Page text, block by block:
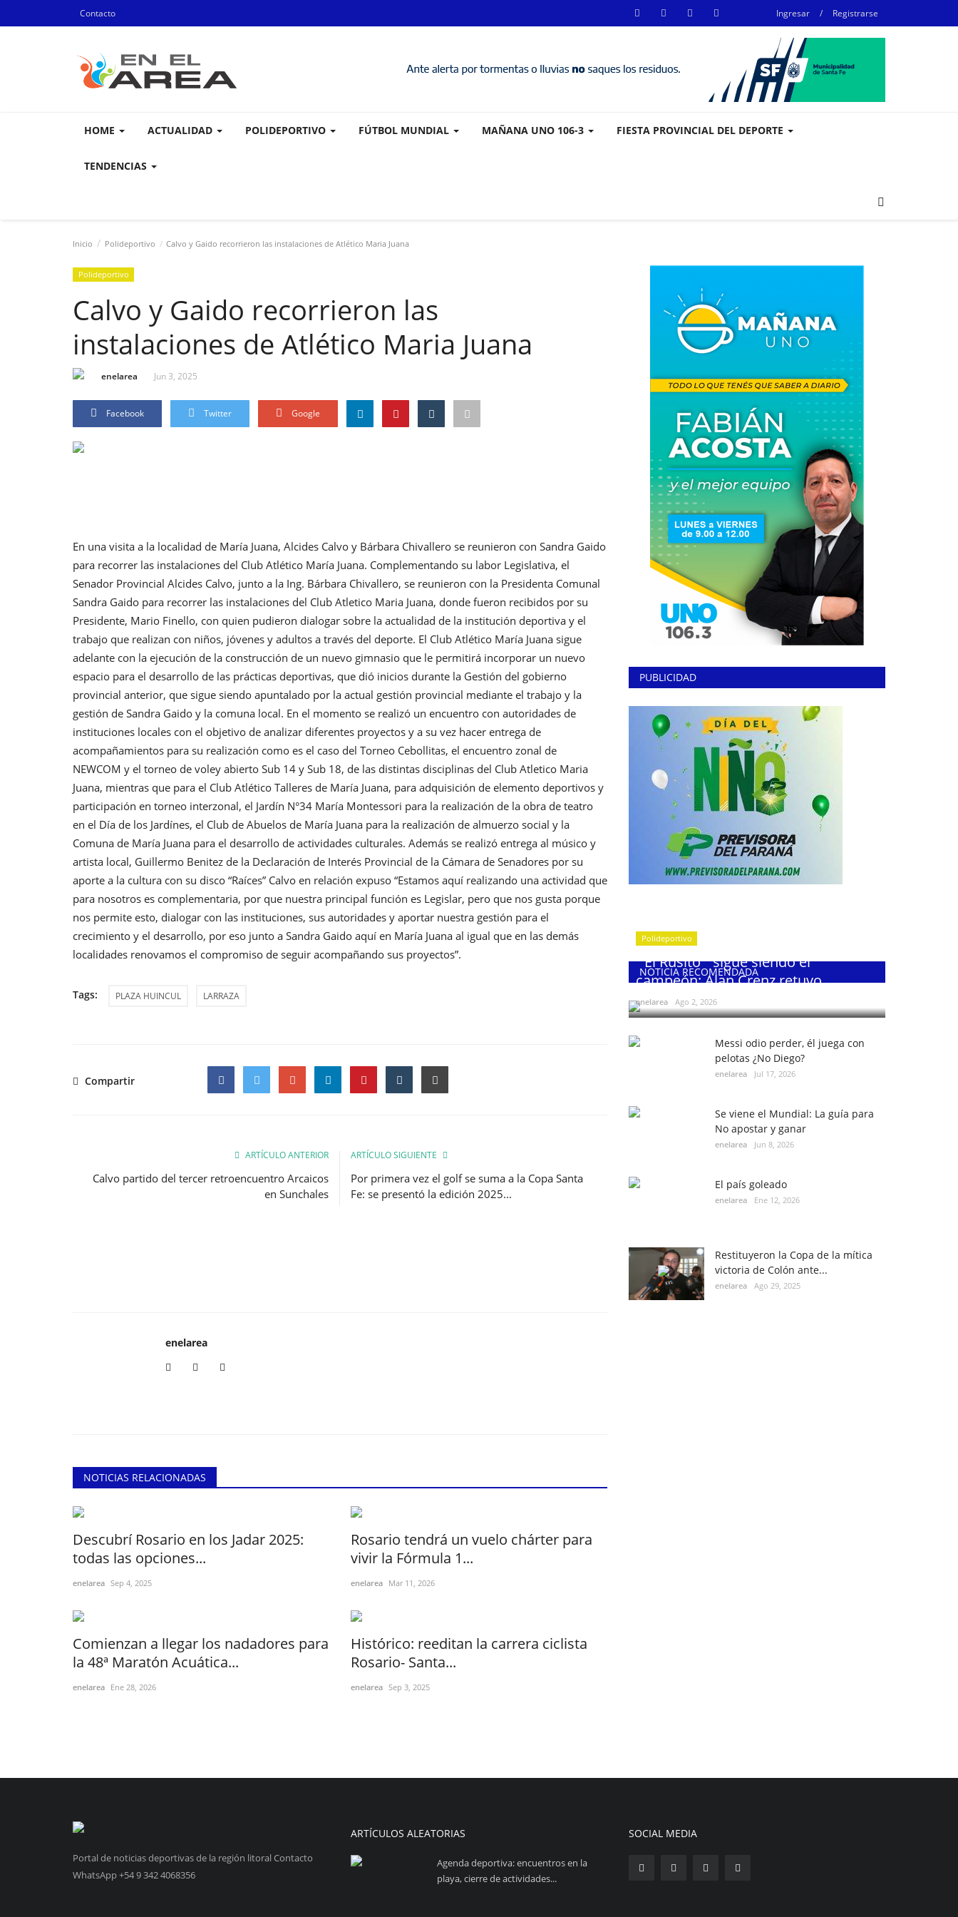
Contacto Ingresar / Registrarse
HOME ACTUALIDAD POLIDEPORTIVO FÚTBOL MUNDIAL MAÑANA UNO 106-3 FIESTA PROVINCIAL DEL DEPORTE
TENDENCIAS
Inicio Polideportivo Calvo y Gaido recorrieron las instalaciones de Atlético Maria Juana
Polideportivo
Calvo y Gaido recorrieron las
instalaciones de Atlético Maria Juana
enelarea Jun 3, 2025
Facebook Twitter Google
En una visita a la localidad de María Juana, Alcides Calvo y Bárbara Chivallero se reunieron con Sandra Gaido
para recorrer las instalaciones del Club Atlético María Juana. Complementando su labor Legislativa, el
Senador Provincial Alcides Calvo, junto a la Ing. Bárbara Chivallero, se reunieron con la Presidenta Comunal
Sandra Gaido para recorrer las instalaciones del Club Atletico Maria Juana, donde fueron recibidos por su
Presidente, Mario Finello, con quien pudieron dialogar sobre la actualidad de la institución deportiva y el
trabajo que realizan con niños, jóvenes y adultos a través del deporte. El Club Atlético María Juana sigue
adelante con la ejecución de la construcción de un nuevo gimnasio que le permitirá incorporar un nuevo
espacio para el desarrollo de las prácticas deportivas, que dió inicios durante la Gestión del gobierno
provincial anterior, que sigue siendo apuntalado por la actual gestión provincial mediante el trabajo y la
gestión de Sandra Gaido y la comuna local. En el momento se realizó un encuentro con autoridades de
instituciones locales con el objetivo de analizar diferentes proyectos y a su vez hacer entrega de
acompañamientos para su realización como es el caso del Torneo Cebollitas, el encuentro zonal de
NEWCOM y el torneo de voley abierto Sub 14 y Sub 18, de las distintas disciplinas del Club Atletico Maria
Juana, mientras que para el Club Atlético Talleres de María Juana, para adquisición de elemento deportivos y
participación en torneo interzonal, el Jardín N°34 María Montessori para la realización de la obra de teatro
en el Día de los Jardínes, el Club de Abuelos de María Juana para la realización de almuerzo social y la
Comuna de María Juana para el desarrollo de actividades culturales. Además se realizó entrega al músico y
artista local, Guillermo Benitez de la Declaración de Interés Provincial de la Cámara de Senadores por su
aporte a la cultura con su disco “Raíces” Calvo en relación expuso “Estamos aquí realizando una actividad que
para nosotros es complementaria, por que nuestra principal función es Legislar, pero que nos gusta porque
nos permite esto, dialogar con las instituciones, sus autoridades y aportar nuestra gestión para el
crecimiento y el desarrollo, por eso junto a Sandra Gaido aquí en María Juana al igual que en las demás
localidades renovamos el compromiso de seguir acompañando sus proyectos”.
Tags: PLAZA HUINCUL LARRAZA
Compartir
ARTÍCULO ANTERIOR
Calvo partido del tercer retroencuentro Arcaicos
en Sunchales
ARTÍCULO SIGUIENTE
Por primera vez el golf se suma a la Copa Santa
Fe: se presentó la edición 2025...
enelarea
NOTICIAS RELACIONADAS
Descubrí Rosario en los Jadar 2025:
todas las opciones...
enelarea Sep 4, 2025
Rosario tendrá un vuelo chárter para
vivir la Fórmula 1...
enelarea Mar 11, 2026
Comienzan a llegar los nadadores para
la 48ª Maratón Acuática...
enelarea Ene 28, 2026
Histórico: reeditan la carrera ciclista
Rosario- Santa...
enelarea Sep 3, 2025
PUBLICIDAD
NOTICIA RECOMENDADA
Polideportivo
¨El Rusito¨ sigue siendo el
campeón: Alan Crenz retuvo...
enelarea Ago 2, 2026
Messi odio perder, él juega con
pelotas ¿No Diego?
enelarea Jul 17, 2026
Se viene el Mundial: La guía para
No apostar y ganar
enelarea Jun 8, 2026
El país goleado
enelarea Ene 12, 2026
Restituyeron la Copa de la mítica
victoria de Colón ante...
enelarea Ago 29, 2025
Portal de noticias deportivas de la región litoral Contacto
WhatsApp +54 9 342 4068356
ARTÍCULOS ALEATORIAS
Agenda deportiva: encuentros en la
playa, cierre de actividades...
SOCIAL MEDIA